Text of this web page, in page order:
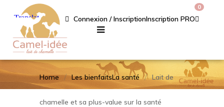
Connexion / InscriptionInscription PRO
0
Home Les bienfaitsLa santé Lait de
chamelle et sa plus-value sur la santé